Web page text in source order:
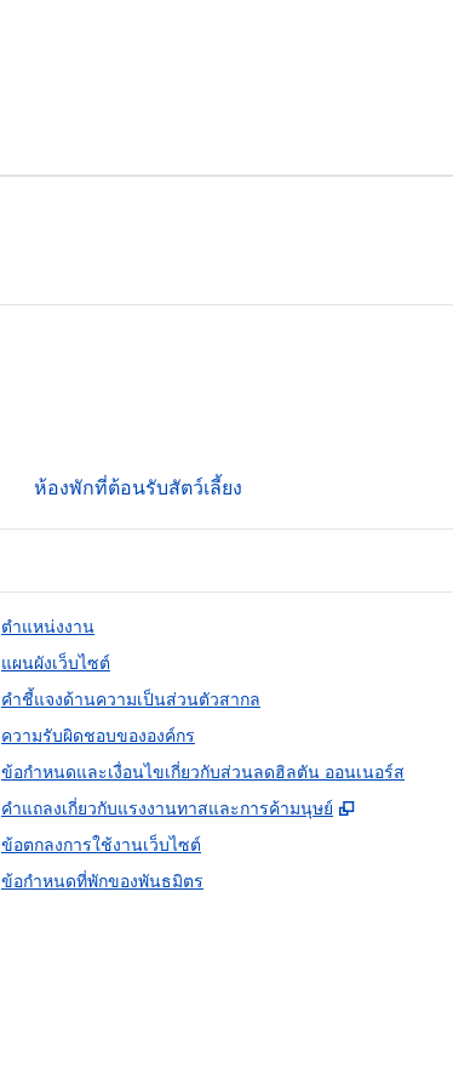
ห้องพักที่ต้อนรับสัตว์เลี้ยง
ตำแหน่งงาน
แผนผังเว็บไซต์
คำชี้แจงด้านความเป็นส่วนตัวสากล
ความรับผิดชอบขององค์กร
ข้อกำหนดและเงื่อนไขเกี่ยวกับส่วนลดฮิลตัน ออนเนอร์ส
คําแถลงเกี่ยวกับแรงงานทาสและการค้ามนุษย์
,
ข้อตกลงการใช้งานเว็บไซต์
ข้อกําหนดที่พักของพันธมิตร